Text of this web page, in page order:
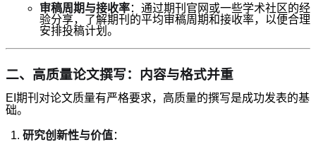
审稿周期与接收率：通过期刊官网或一些学术社区的经
验分享，了解期刊的平均审稿周期和接收率，以便合理
安排投稿计划。
二、高质量论文撰写：内容与格式并重
EI期刊对论文质量有严格要求，高质量的撰写是成功发表的基
础。
研究创新性与价值：